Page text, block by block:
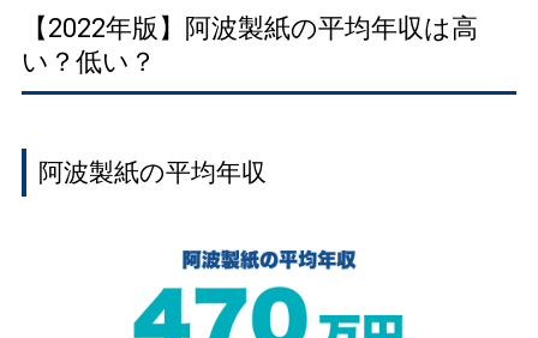
【2022年版】阿波製紙の平均年収は高
い？低い？
阿波製紙の平均年収